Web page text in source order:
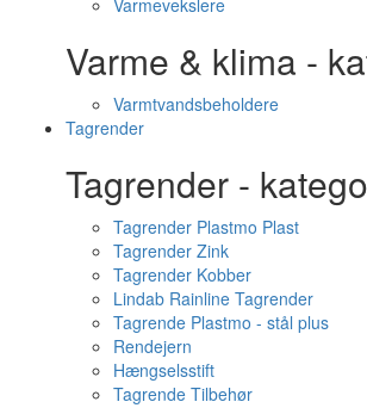
Varmevekslere
Varme & klima -
Varmtvandsbeholdere
Tagrender
Tagrender -
Tagrender Plastmo Plast
Tagrender Zink
Tagrender Kobber
Lindab Rainline Tagrender
Tagrende Plastmo - stål plus
Rendejern
Hængselsstift
Tagrende Tilbehør